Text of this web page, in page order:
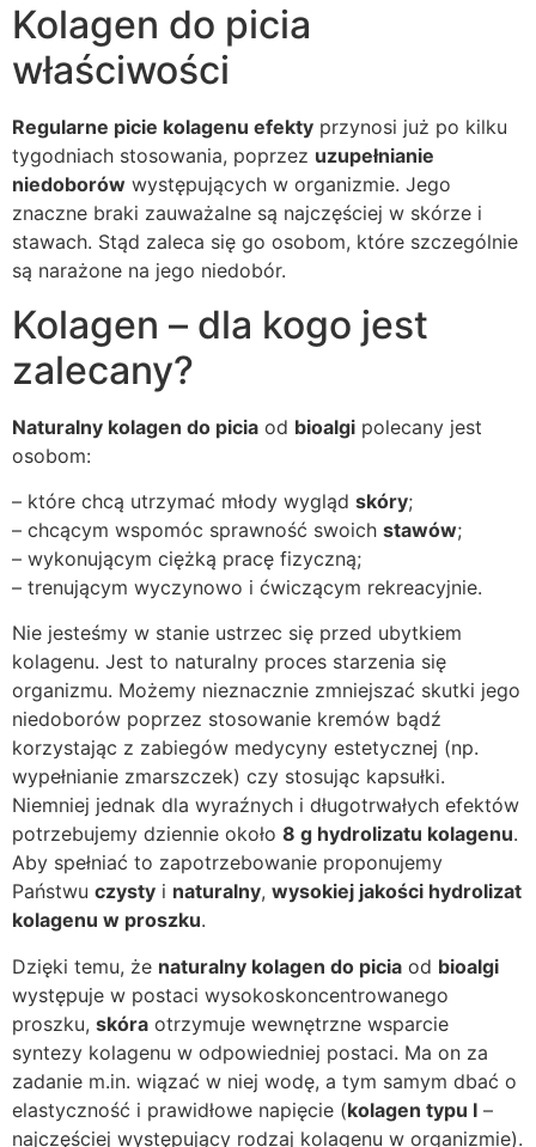
Kolagen do picia
właściwości
Regularne picie kolagenu efekty przynosi już po kilku
tygodniach stosowania, poprzez uzupełnianie
niedoborów występujących w organizmie. Jego
znaczne braki zauważalne są najczęściej w skórze i
stawach. Stąd zaleca się go osobom, które szczególnie
są narażone na jego niedobór.
Kolagen – dla kogo jest
zalecany?
Naturalny kolagen do picia od bioalgi polecany jest
osobom:
– które chcą utrzymać młody wygląd skóry;
– chcącym wspomóc sprawność swoich stawów;
– wykonującym ciężką pracę fizyczną;
– trenującym wyczynowo i ćwiczącym rekreacyjnie.
Nie jesteśmy w stanie ustrzec się przed ubytkiem
kolagenu. Jest to naturalny proces starzenia się
organizmu. Możemy nieznacznie zmniejszać skutki jego
niedoborów poprzez stosowanie kremów bądź
korzystając z zabiegów medycyny estetycznej (np.
wypełnianie zmarszczek) czy stosując kapsułki.
Niemniej jednak dla wyraźnych i długotrwałych efektów
potrzebujemy dziennie około 8 g hydrolizatu kolagenu.
Aby spełniać to zapotrzebowanie proponujemy
Państwu czysty i naturalny, wysokiej jakości hydrolizat
kolagenu w proszku.
Dzięki temu, że naturalny kolagen do picia od bioalgi
występuje w postaci wysokoskoncentrowanego
proszku, skóra otrzymuje wewnętrzne wsparcie
syntezy kolagenu w odpowiedniej postaci. Ma on za
zadanie m.in. wiązać w niej wodę, a tym samym dbać o
elastyczność i prawidłowe napięcie (kolagen typu I –
najczęściej występujący rodzaj kolagenu w organizmie).